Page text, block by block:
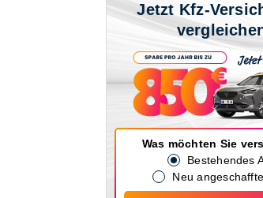
Jetzt Kfz-
Was möchten Sie
Bestehendes
Neu